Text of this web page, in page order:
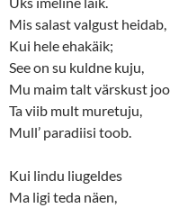
n
e
w
w
n
o
w
)
n
n
e
w
i
n
d
o
w
)
Mis salast valgust heidab,
Kui hele ehakäik;
See on su kuldne kuju,
Mu maim talt värskust
Ta viib mult muretuju,
Mull’ paradiisi toob.
Kui lindu liugeldes
Ma ligi teda näen,